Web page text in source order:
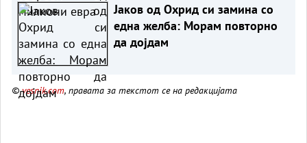
Јаков од Охрид си замина со
една желба: Морам повторно
да дојдам
©vesnik.com, правата за текстот се на редакцијата